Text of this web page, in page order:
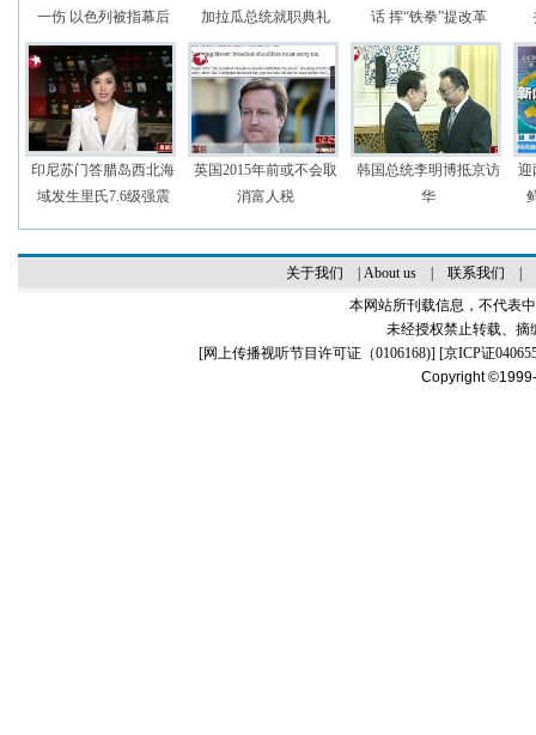
一伤 以色列被指幕后
加拉瓜总统就职典礼
话 挥“铁拳”提改革
印尼苏门答腊岛西北海
域发生里氏7.6级强震
英国2015年前或不会取
消富人税
韩国总统李明博抵京访
华
迎
关于我们 About us| 联系我们
本网站所刊载信息，不代表
未经授权禁止转载、摘
[网上传播视听节目许可证（0106168)] [京ICP证
Copyright